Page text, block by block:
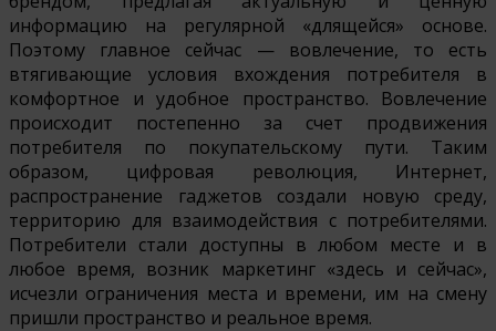
информацию на регулярной «длящейся» основе.
Поэтому главное сейчас — вовлечение, то есть
втягивающие условия вхождения потребителя в
комфортное и удобное пространство. Вовлечение
происходит постепенно за счет продвижения
потребителя по покупательскому пути. Таким
образом, цифровая революция, Интернет,
распространение гаджетов создали новую среду,
территорию для взаимодействия с потребителями.
Потребители стали доступны в любом месте и в
любое время, возник маркетинг «здесь и сейчас»,
исчезли ограничения места и времени, им на смену
пришли пространство и реальное время.